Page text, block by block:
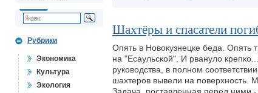
Рубрики
Экономика
Культура
Экология
Шахтёры и спасатели
Опять в Новокузнецке беда. Опять
на "Есаульской". И рвануло
руководства, в полном
шахтеров вывели на поверхность.